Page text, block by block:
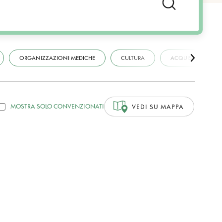
ORGANIZZAZIONI MEDICHE CULTURA ACQUISTI
MOSTRA SOLO CONVENZIONATI VEDI SU MAPPA